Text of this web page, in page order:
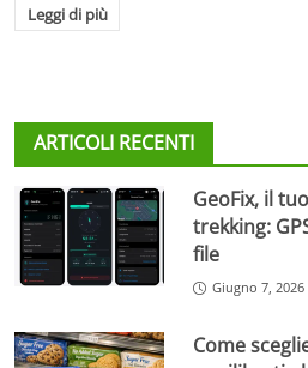
Leggi di più
ARTICOLI RECENTI
GeoFix, il
trekking:
file
Giugno 7, 2026
Come